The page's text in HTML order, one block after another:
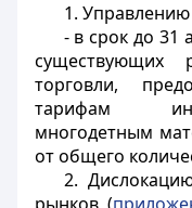
1. Управлению
- в срок до 31
существующих
торговли,
тарифам
многодетным
от общего
2.